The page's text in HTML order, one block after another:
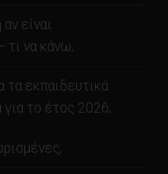
είναι
τι να κάνω;
εκπαιδευτικά
για το έτος 2026;